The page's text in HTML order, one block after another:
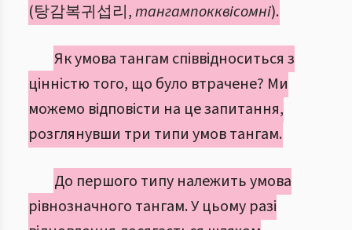
(탕감복귀섭리,тангампокквісомні).
Як умова тангам співвідноситься з
цінністю того, що було втрачене? Ми
можемо відповісти на це запитання,
розглянувши три типи умов тангам.
До першого типу належить умова
рівнозначного тангам. У цьому разі